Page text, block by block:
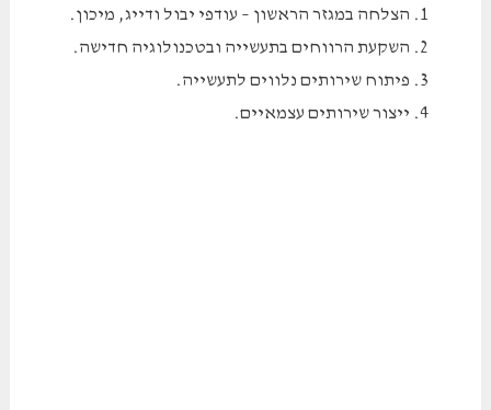
הצלחה במגזר הראשון – עודפי יבול ודייג, מיכון.
השקעת הרווחים בתעשייה ובטכנולוגיה חדישה.
פיתוח שירותים נלווים לתעשייה.
ייצור שירותים עצמאיים.